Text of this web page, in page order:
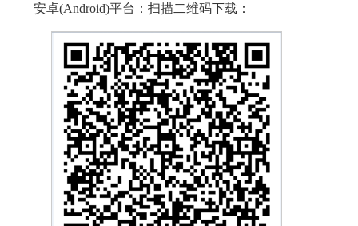
安卓(Android)平台：扫描二维码下载：